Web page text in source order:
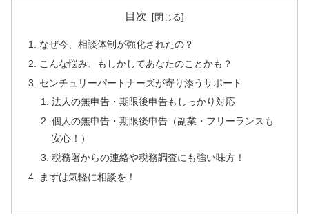
目次
なぜ今、相談体制が強化されたの？
こんな悩み、もしかしてあなたのことかも？
センチュリーパートナーズが寄り添うサポート
法人の無申告・期限後申告もしっかり対応
個人の無申告・期限後申告（副業・フリーランスも
安心！）
税務署からの連絡や税務調査にも強い味方！
まずは気軽に相談を！